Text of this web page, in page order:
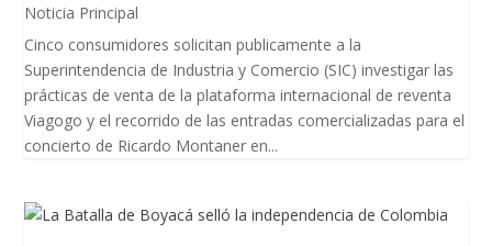
Noticia Principal
Cinco consumidores solicitan publicamente a la
Superintendencia de Industria y Comercio (SIC) investigar las
prácticas de venta de la plataforma internacional de reventa
Viagogo y el recorrido de las entradas comercializadas para el
concierto de Ricardo Montaner en...